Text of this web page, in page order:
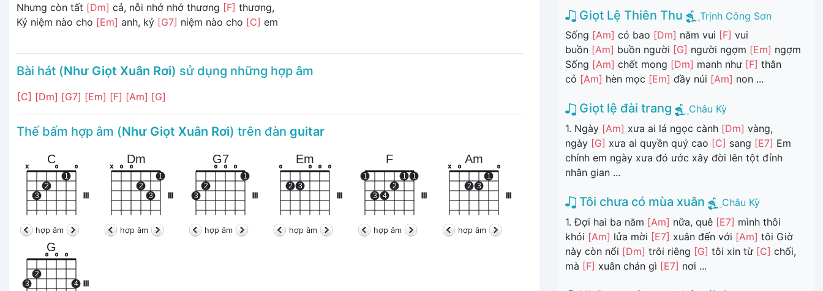
Nhưng còn tất [Dm] cả, nỗi nhớ nhớ thương [F] thương,
Kỷ niệm nào cho [Em] anh, kỷ [G7] niệm nào cho [C] em
Bài hát (Như Giọt Xuân Rơi) sử dụng những hợp âm
[C] [Dm] [G7] [Em] [F] [Am] [G]
Thế bấm hợp âm (Như Giọt Xuân Rơi) trên đàn guitar
C
x
3
2
o
1
o
hợp âm
Dm
x o o
2
3
1
hợp âm
G7
3
2
o o o
1
hợp âm
Em
o
2 3
o o o
hợp âm
F
1
3 4
2
1 1
hợp âm
Am
x o
2 3
1
o
hợp âm
G
3
2
o o o
4
Giọt Lệ Thiên Thu
Trịnh Công Sơn
Sống [Am] có bao [Dm] năm vui [F] vui
buồn [Am] buồn người [G] người ngợm [Em] ngợm
Sống [Am] chết mong [Dm] manh như [F] thân
cỏ [Am] hèn mọc [Em] đầy núi [Am] non ...
Giọt lệ đài trang
Châu Kỳ
1. Ngày [Am] xưa ai lá ngọc cành [Dm] vàng,
ngày [G] xưa ai quyền quý cao [C] sang [E7] Em
chính em ngày xưa đó ước xây đời lên tột đỉnh
nhân gian ...
Tôi chưa có mùa xuân
Châu Kỳ
1. Đợi hai ba năm [Am] nữa, quê [E7] mình thôi
khói [Am] lửa mời [E7] xuân đến với [Am] tôi Giờ
này còn nổi [Dm] trôi riêng [G] tôi xin từ [C] chối,
mà [F] xuân chán gì [E7] nơi ...